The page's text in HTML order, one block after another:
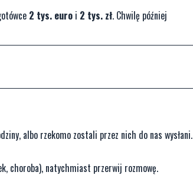
2 tys. euro i 2 tys. zł. Chwilę później
albo rzekomo zostali przez nich do nas wysłani.
choroba), natychmiast przerwij rozmowę.